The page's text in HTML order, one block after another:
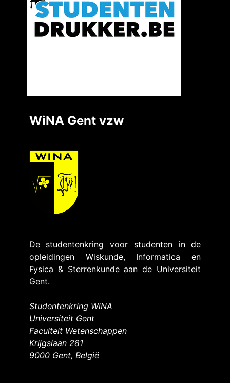
WiNA Gent vzw
De studentenkring voor studenten in de
opleidingen Wiskunde, Informatica en
Fysica & Sterrenkunde aan de Universiteit
Gent.
Studentenkring WiNA
Universiteit Gent
Faculteit Wetenschappen
Krijgslaan 281
9000 Gent, België